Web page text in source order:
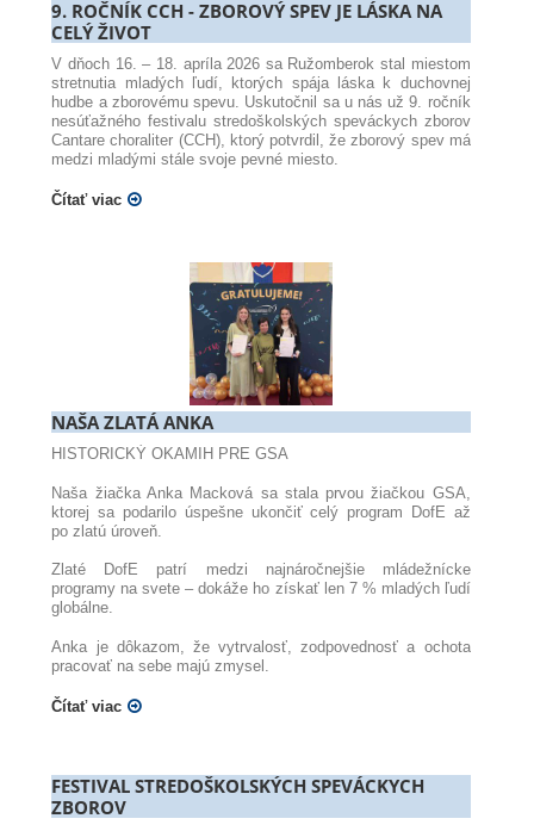
9. ROČNÍK CCH - ZBOROVÝ SPEV JE LÁSKA NA
CELÝ ŽIVOT
V dňoch 16. – 18. apríla 2026 sa Ružomberok stal miestom
stretnutia mladých ľudí, ktorých spája láska k duchovnej
hudbe a zborovému spevu. Uskutočnil sa u nás už 9. ročník
nesúťažného festivalu stredoškolských speváckych zborov
Cantare choraliter (CCH), ktorý potvrdil, že zborový spev má
medzi mladými stále svoje pevné miesto.
Čítať viac
NAŠA ZLATÁ ANKA
HISTORICKÝ OKAMIH PRE GSA
Naša žiačka Anka Macková sa stala prvou žiačkou GSA,
ktorej sa podarilo úspešne ukončiť celý program DofE až
po zlatú úroveň.
Zlaté DofE patrí medzi najnáročnejšie mládežnícke
programy na svete – dokáže ho získať len 7 % mladých ľudí
globálne.
Anka je dôkazom, že vytrvalosť, zodpovednosť a ochota
pracovať na sebe majú zmysel.
Čítať viac
FESTIVAL STREDOŠKOLSKÝCH SPEVÁCKYCH
ZBOROV